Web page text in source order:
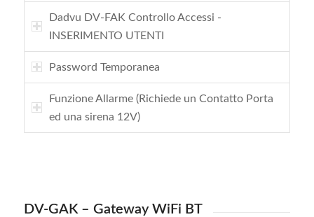
Dadvu DV-FAK Controllo Accessi -
INSERIMENTO UTENTI
Password Temporanea
Funzione Allarme (Richiede un Contatto Porta
ed una sirena 12V)
DV-GAK – Gateway WiFi BT